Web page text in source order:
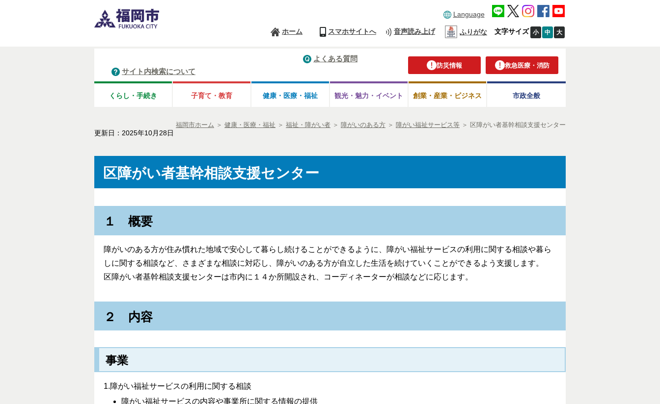
Language
ホーム スマホサイトへ 音声読み上げ ふりがな 文字サイズ 小 中 大
防災情報 救急医療・消防
よくある質問
サイト内検索について
くらし・手続き 子育て・教育 健康・医療・ 福祉 観光・魅力・ イベント 創業・産業・ビジネス 市政全般
福岡市ホーム ＞ 健康・医療・福祉 ＞ 福祉・障がい者 ＞ 障がいのある方 ＞ 障がい福祉サービス等 ＞ 区障がい者基幹相談支援センター
更新日：2025年10月28日
区障がい者基幹相談支援センター
１ 概要
障がいのある方が住み慣れた地域で安心して暮らし続けることができるように、障がい福祉サービスの利用に関する相談や暮ら
しに関する相談など、さまざまな相談に対応し、障がいのある方が自立した生活を続けていくことができるよう支援します。
区障がい者基幹相談支援センターは市内に１４か所開設され、コーディネーターが相談などに応じます。
２ 内容
事業
1.障がい福祉サービスの利用に関する相談
障がい福祉サービスの内容や事業所に関する情報の提供